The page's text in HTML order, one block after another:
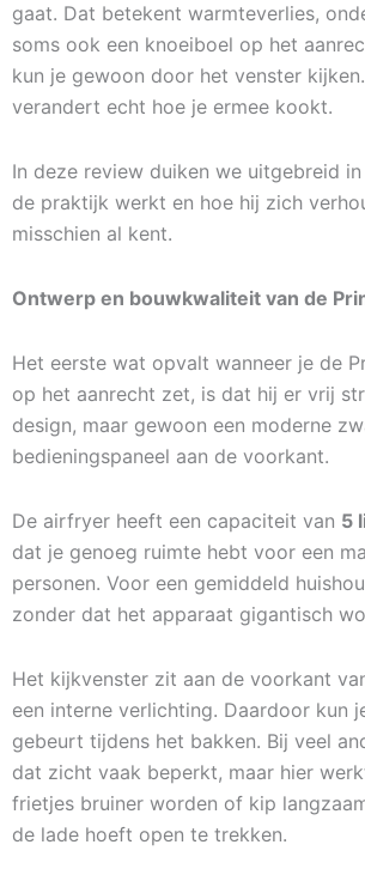
gaat. Dat betekent warmteverlies,
soms ook een knoeiboel op het
kun je gewoon door het venster
verandert echt hoe je ermee kookt.
In deze review duiken we uitgebreid
de praktijk werkt en hoe hij zich
misschien al kent.
Ontwerp en bouwkwaliteit van de
Het eerste wat opvalt wanneer je de
op het aanrecht zet, is dat hij er vrij
design, maar gewoon een moderne
bedieningspaneel aan de voorkant.
De airfryer heeft een capaciteit van 5
dat je genoeg ruimte hebt voor een
personen. Voor een gemiddeld
zonder dat het apparaat gigantisch
Het kijkvenster zit aan de voorkant
een interne verlichting. Daardoor kun
gebeurt tijdens het bakken. Bij veel
dat zicht vaak beperkt, maar hier
frietjes bruiner worden of kip
de lade hoeft open te trekken.